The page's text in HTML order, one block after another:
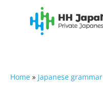
Home » Japanese grammar